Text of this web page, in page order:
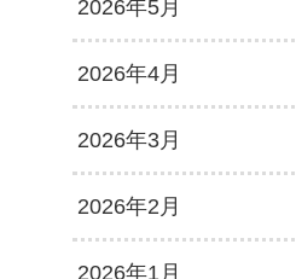
2026年5月
2026年4月
2026年3月
2026年2月
2026年1月